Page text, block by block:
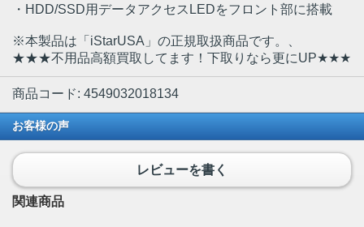
・HDD/SSD用データアクセスLEDをフロント部に搭載
※本製品は「iStarUSA」の正規取扱商品です。、
★★★不用品高額買取してます！下取りなら更にUP★★★
商品コード: 4549032018134
お客様の声
レビューを書く
関連商品